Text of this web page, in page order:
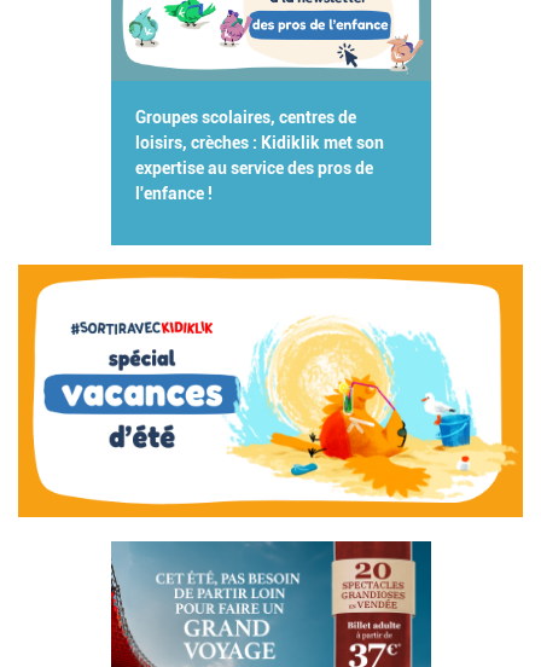
Groupes scolaires, centres de
loisirs, crèches : Kidiklik met son
expertise au service des pros de
l'enfance !